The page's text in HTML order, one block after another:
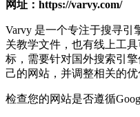
网址：https://varvy.com/
Varvy 是一个专注于搜寻引
关教学文件，也有线上工
标，需要针对国外搜索引
己的网站，并调整相关的
检查您的网站是否遵循